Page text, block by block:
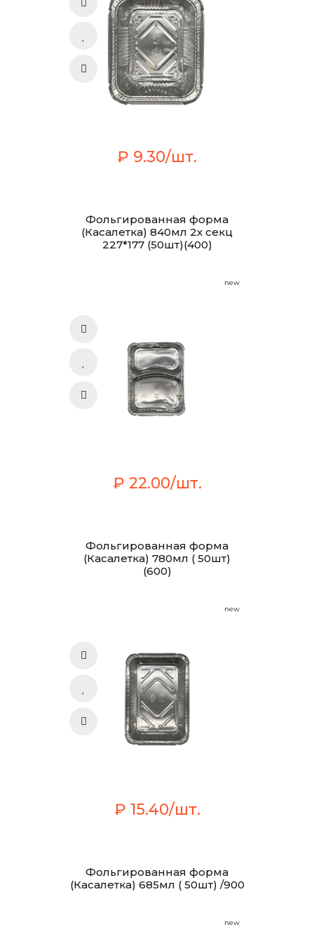
₽ 9.30/шт.
Фольгированная форма
(Касалетка) 840мл 2х секц
227*177 (50шт)(400)
new
₽ 22.00/шт.
Фольгированная форма
(Касалетка) 780мл ( 50шт)
(600)
new
₽ 15.40/шт.
Фольгированная форма
(Касалетка) 685мл ( 50шт) /900
new